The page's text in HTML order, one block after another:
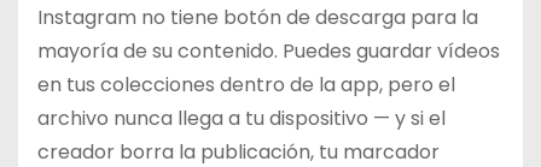
Instagram no tiene botón de descarga para la
mayoría de su contenido. Puedes guardar vídeos
en tus colecciones dentro de la app, pero el
archivo nunca llega a tu dispositivo — y si el
creador borra la publicación, tu marcador